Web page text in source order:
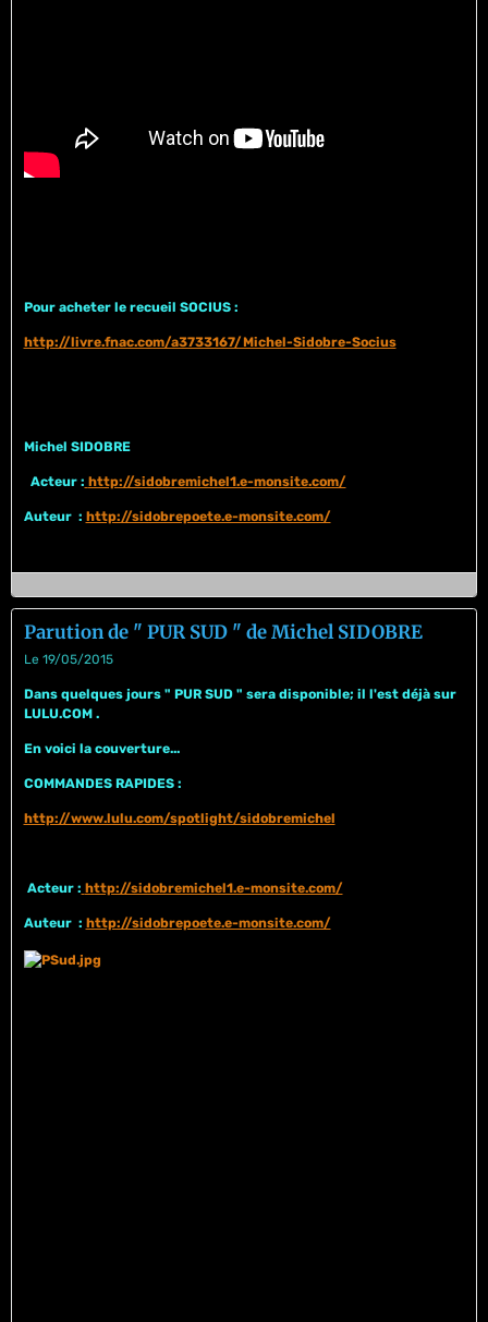
Pour acheter le recueil SOCIUS :
http://livre.fnac.com/a3733167/Michel-Sidobre-Socius
Michel SIDOBRE
Acteur : http://sidobremichel1.e-monsite.com/
Auteur : http://sidobrepoete.e-monsite.com/
Parution de " PUR SUD " de Michel SIDOBRE
Le 19/05/2015
Dans quelques jours " PUR SUD " sera disponible; il l'est déjà sur
LULU.COM .
En voici la couverture...
COMMANDES RAPIDES :
http://www.lulu.com/spotlight/sidobremichel
Acteur : http://sidobremichel1.e-monsite.com/
Auteur : http://sidobrepoete.e-monsite.com/